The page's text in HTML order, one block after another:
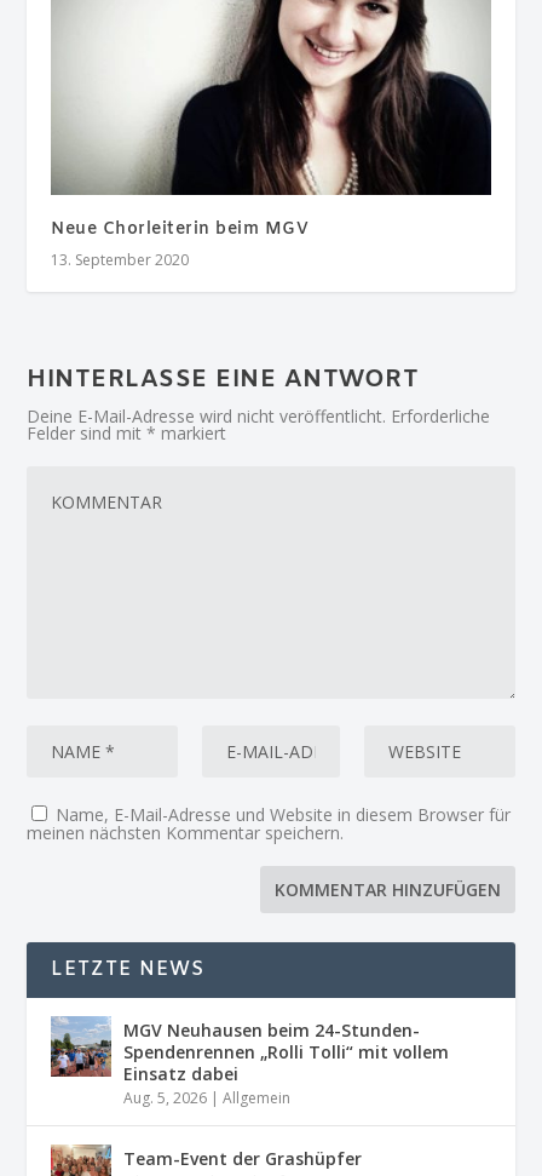
Neue Chorleiterin beim MGV
13. September 2020
HINTERLASSE EINE ANTWORT
Deine E-Mail-Adresse wird nicht veröffentlicht. Erforderliche
Felder sind mit* markiert
Name, E-Mail-Adresse und Website in diesem Browser für
meinen nächsten Kommentar speichern.
LETZTE NEWS
MGV Neuhausen beim 24-Stunden-
Spendenrennen „Rolli Tolli“ mit vollem
Einsatz dabei
Aug. 5, 2026 |Allgemein
Team-Event der Grashüpfer